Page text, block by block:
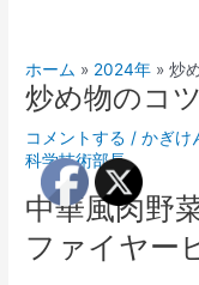
ホーム 2024年 炒
炒め物のコツ
コメントする /かぎけ
科学技術部長
中華風肉野
ファイヤー